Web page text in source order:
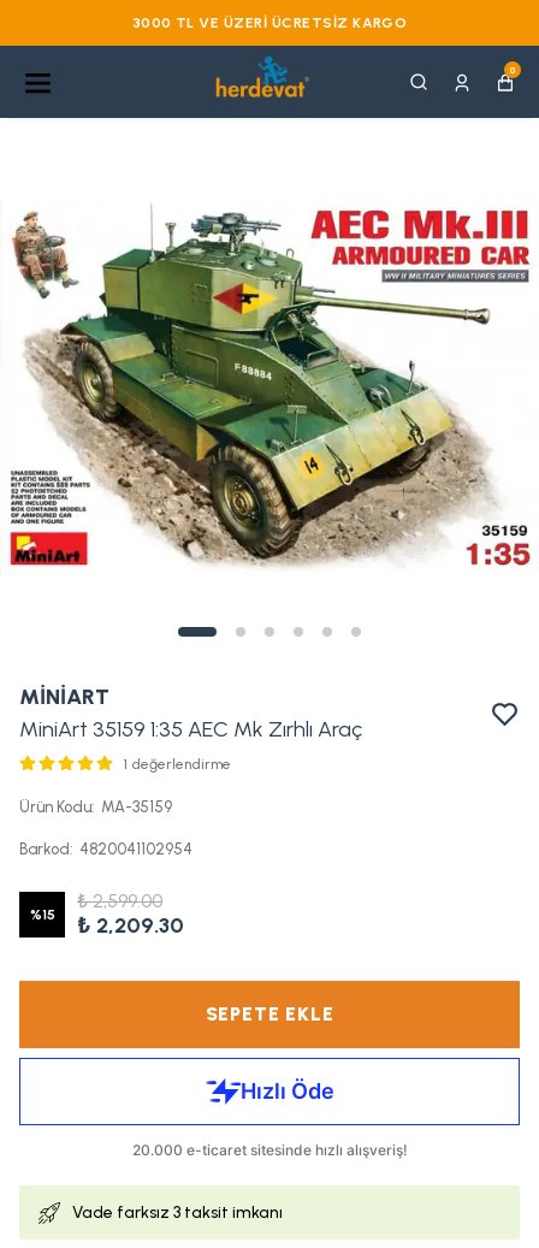
3000 TL VE ÜZERI ÜCRETSIZ KARGO
0
MİNİART
MiniArt 35159 1:35 AEC Mk Zırhlı Araç
1 değerlendirme
Ürün Kodu: MA-35159
Barkod: 4820041102954
%15
₺ 2,599.00
₺ 2,209.30
SEPETE EKLE
Vade farksız 3 taksit imkanı